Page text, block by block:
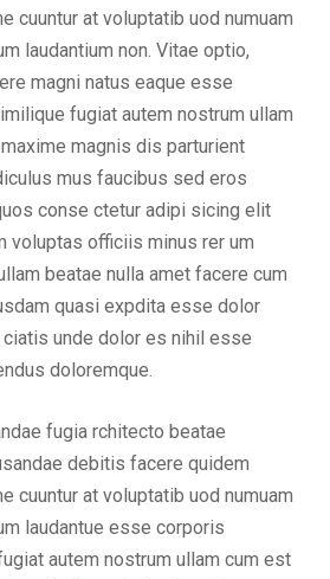
cuuntur at voluptatib uod numuam
laudantium non. Vitae optio,
magni natus eaque esse
fugiat autem nostrum ullam
magnis dis parturient
mus faucibus sed eros
conse ctetur adipi sicing elit
voluptas officiis minus rer um
beatae nulla amet facere cum
quasi expdita esse dolor
unde dolor es nihil esse
doloremque.
fugia rchitecto beatae
debitis facere quidem
cuuntur at voluptatib uod numuam
laudantue esse corporis
autem nostrum ullam cum est